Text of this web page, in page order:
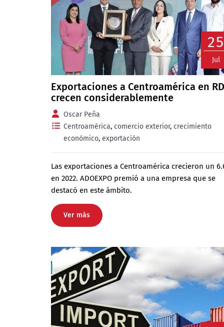
25
Jul
Exportaciones a Centroamérica en RD
crecen considerablemente
Oscar Peña
Centroamérica, comercio exterior, crecimiento
económico, exportación
Las exportaciones a Centroamérica crecieron un
en 2022. ADOEXPO premió a una empresa que se
destacó en este ámbito.
Ver más